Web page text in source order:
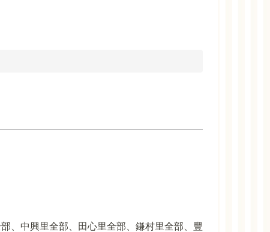
、中興里全部、田心里全部、鎌村里全部、豐